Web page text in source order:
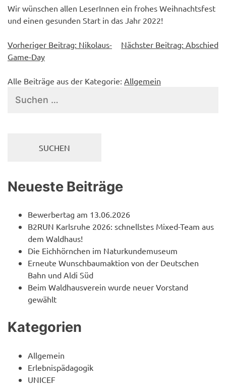
Wir wünschen allen LeserInnen ein frohes Weihnachtsfest
und einen gesunden Start in das Jahr 2022!
Beitragsnavigation
Vorheriger Beitrag: Nikolaus-
Game-Day
Nächster Beitrag: Abschied
Alle Beiträge aus der Kategorie: Allgemein
nach:
Neueste Beiträge
Bewerbertag am 13.06.2026
B2RUN Karlsruhe 2026: schnellstes Mixed-Team aus
dem Waldhaus!
Die Eichhörnchen im Naturkundemuseum
Erneute Wunschbaumaktion von der Deutschen
Bahn und Aldi Süd
Beim Waldhausverein wurde neuer Vorstand
gewählt
Kategorien
Allgemein
Erlebnispädagogik
UNICEF